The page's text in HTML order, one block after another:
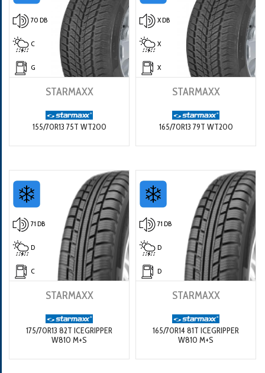
70 DB
C
G
STARMAXX
155/70R13 75T WT200
X DB
X
X
STARMAXX
165/70R13 79T WT200
71 DB
D
C
STARMAXX
175/70R13 82T ICEGRIPPER
W810 M+S
71 DB
D
D
STARMAXX
165/70R14 81T ICEGRIPPER
W810 M+S